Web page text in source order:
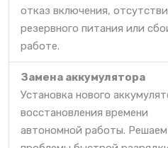
отказ включения,
резервного питания или
работе.
Замена аккумулятора
Установка нового
восстановления времени
автономной работы. Решаем